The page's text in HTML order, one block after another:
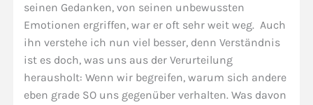
seinen Gedanken, von seinen unbewussten
Emotionen ergriffen, war er oft sehr weit weg. Auch
ihn verstehe ich nun viel besser, denn Verständnis
ist es doch, was uns aus der Verurteilung
herausholt: Wenn wir begreifen, warum sich andere
eben grade SO uns gegenüber verhalten. Was davon